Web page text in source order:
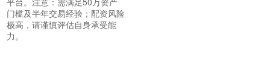
门槛及半年交易经验；配资风险
极高，请谨慎评估自身承受能
力。